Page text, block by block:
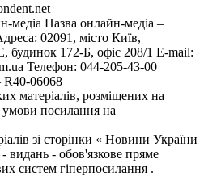
медіа Назва онлайн-медіа –
02091, місто Київ,
172-Б, офіс 208/1 E-mail:
Телефон: 044-205-43-00
R40-06068
матеріалів, розміщених на
умови посилання на
зі сторінки « Новини України
- видань - обов'язкове пряме
систем гіперпосилання .